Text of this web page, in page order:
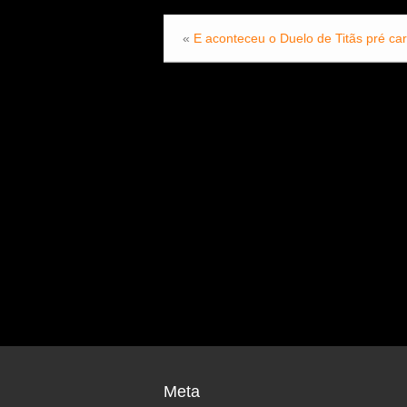
« E aconteceu o Duelo de Titãs pré
Meta